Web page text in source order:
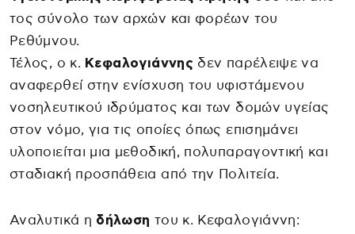
τος σύνολο των αρχών και φορέων του
Ρεθύμνου.
Τέλος, ο κ. Κεφαλογιάννης δεν παρέλειψε να
αναφερθεί στην ενίσχυση του υφιστάμενου
νοσηλευτικού ιδρύματος και των δομών υγείας
στον νόμο, για τις οποίες όπως επισημάνει
υλοποιείται μια μεθοδική, πολυπαραγοντική και
σταδιακή προσπάθεια από την Πολιτεία.
Αναλυτικά η δήλωση του κ. Κεφαλογιάννη: